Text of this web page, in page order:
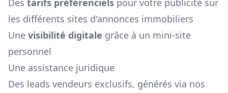
Des tarifs préférenciels pour votre publicité sur
les différents sites d'annonces immobiliers
Une visibilité digitale grâce à un mini-site
personnel
Une assistance juridique
Des leads vendeurs exclusifs, générés via nos